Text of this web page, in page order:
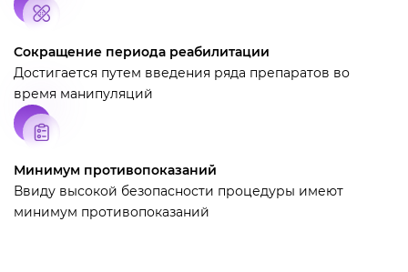
Сокращение периода реабилитации
Достигается путем введения ряда препаратов во
время манипуляций
Минимум противопоказаний
Ввиду высокой безопасности процедуры имеют
минимум противопоказаний